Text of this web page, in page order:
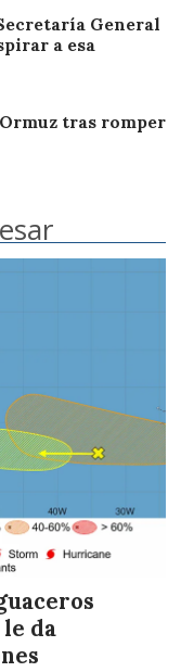
General
a esa
tras romper
da